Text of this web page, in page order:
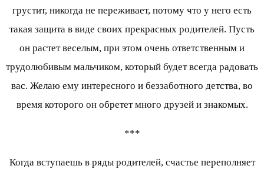
грустит, никогда не переживает, потому что у него есть
такая защита в виде своих прекрасных родителей. Пусть
он растет веселым, при этом очень ответственным и
трудолюбивым мальчиком, который будет всегда радовать
вас. Желаю ему интересного и беззаботного детства, во
время которого он обретет много друзей и знакомых.
***
Когда вступаешь в ряды родителей, счастье переполняет